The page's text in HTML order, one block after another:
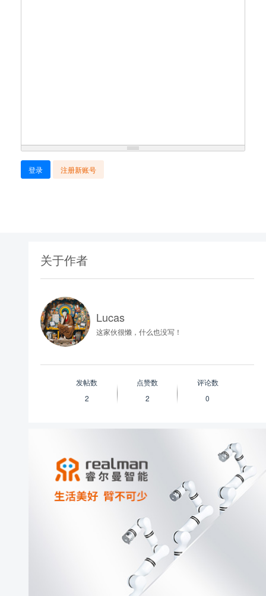
登录 注册新账号
关于作者
Lucas
这家伙很懒，什么也没写！
发帖数
2
点赞数
2
评论数
0